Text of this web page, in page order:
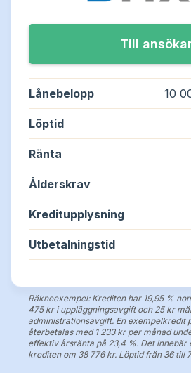
Lån utan UC
Lån med
Lån med
Lån utan inkomst
Akutlån
Nya lån
Swish lån
Långivare
Om oss
Till
Lånebelopp 10
Löptid
Ränta
Ålderskrav
Kreditupplysning
Utbetalningstid
Räkneexempel: Krediten har 19,95 %
475 kr i uppläggningsavgift och 25 kr
administrationsavgift. En exempelkredit
återbetalas med 1 233 kr per månad
effektiv årsränta på 23,4 %. Det innebär
krediten om 38 776 kr. Löptid från 36 till